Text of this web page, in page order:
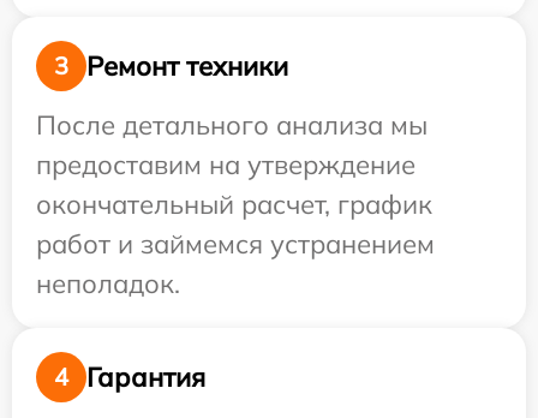
3
Ремонт техники
После детального анализа мы
предоставим на утверждение
окончательный расчет, график
работ и займемся устранением
неполадок.
4
Гарантия